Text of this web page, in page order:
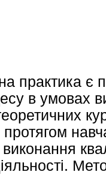
практика є
в умовах